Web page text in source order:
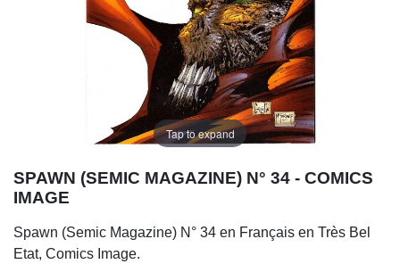
Tap to expand
SPAWN (SEMIC MAGAZINE) N° 34 - COMICS
IMAGE
Spawn (Semic Magazine) N° 34 en Français en Très Bel
Etat, Comics Image.